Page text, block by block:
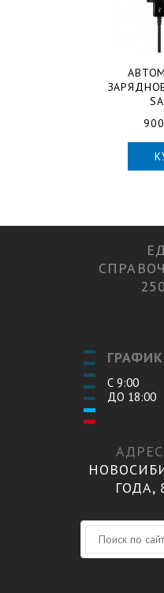
С 9:00
ДО 18:00
ГОДА,